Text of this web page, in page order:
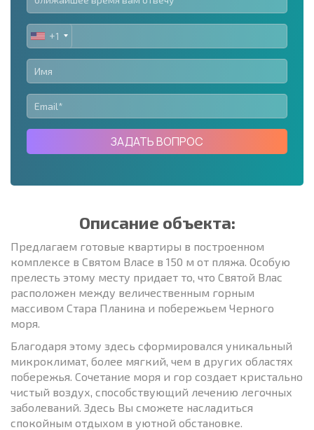
UNITED
STATES
+1
+1
ЗАДАТЬ ВОПРОС
Описание объекта:
Предлагаем готовые квартиры в построенном
комплексе в Святом Власе в 150 м от пляжа. Особую
прелесть этому месту придает то, что Святой Влас
расположен между величественным горным
массивом Стара Планина и побережьем Черного
моря.
Благодаря этому здесь сформировался уникальный
микроклимат, более мягкий, чем в других областях
побережья. Сочетание моря и гор создает кристально
чистый воздух, способствующий лечению легочных
заболеваний. Здесь Вы сможете насладиться
спокойным отдыхом в уютной обстановке.